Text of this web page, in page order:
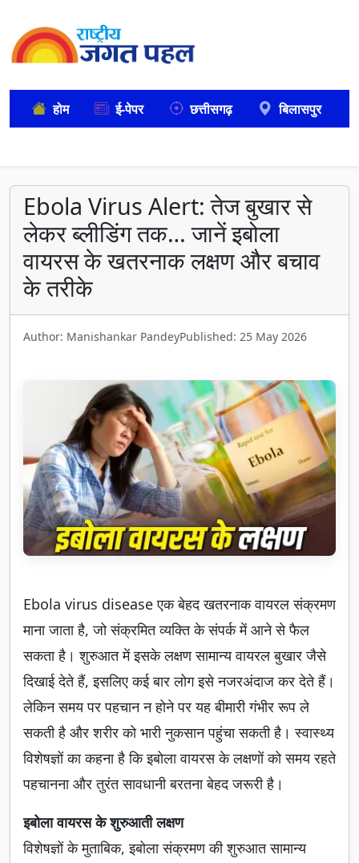
होम ई-पेपर छत्तीसगढ़ बिलासपुर
Ebola Virus Alert: तेज बुखार से
लेकर ब्लीडिंग तक… जानें इबोला
वायरस के खतरनाक लक्षण और बचाव
के तरीके
Author: Manishankar PandeyPublished: 25 May 2026
Ebola virus disease एक बेहद खतरनाक वायरल संक्रमण
माना जाता है, जो संक्रमित व्यक्ति के संपर्क में आने से फैल
सकता है। शुरुआत में इसके लक्षण सामान्य वायरल बुखार जैसे
दिखाई देते हैं, इसलिए कई बार लोग इसे नजरअंदाज कर देते हैं।
लेकिन समय पर पहचान न होने पर यह बीमारी गंभीर रूप ले
सकती है और शरीर को भारी नुकसान पहुंचा सकती है। स्वास्थ्य
विशेषज्ञों का कहना है कि इबोला वायरस के लक्षणों को समय रहते
पहचानना और तुरंत सावधानी बरतना बेहद जरूरी है।
इबोला वायरस के शुरुआती लक्षण
विशेषज्ञों के मुताबिक, इबोला संक्रमण की शुरुआत सामान्य